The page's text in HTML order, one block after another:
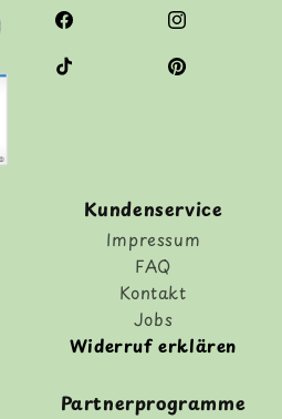
Facebook
Instagram
TikTok
Pinterest
Kundenservice
Impressum
FAQ
Kontakt
Jobs
Widerruf erklären
Partnerprogramme